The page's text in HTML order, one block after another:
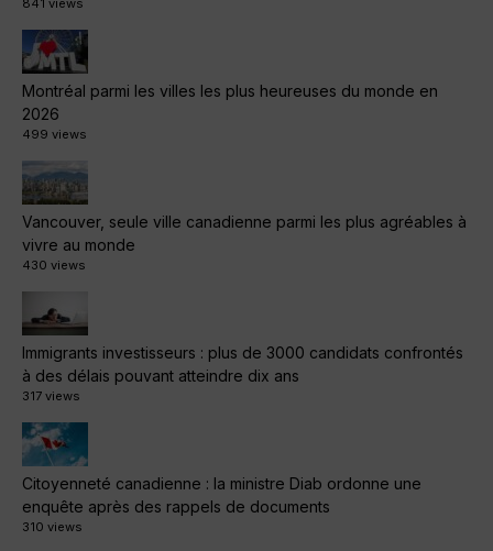
841 views
Montréal parmi les villes les plus heureuses du monde en
2026
499 views
Vancouver, seule ville canadienne parmi les plus agréables à
vivre au monde
430 views
Immigrants investisseurs : plus de 3000 candidats confrontés
à des délais pouvant atteindre dix ans
317 views
Citoyenneté canadienne : la ministre Diab ordonne une
enquête après des rappels de documents
310 views